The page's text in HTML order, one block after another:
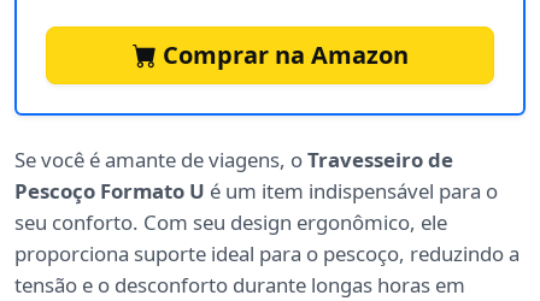
Comprar na Amazon
Se você é amante de viagens, oTravesseiro de
Pescoço Formato U é um item indispensável para o
seu conforto. Com seu design ergonômico, ele
proporciona suporte ideal para o pescoço, reduzindo a
tensão e o desconforto durante longas horas em